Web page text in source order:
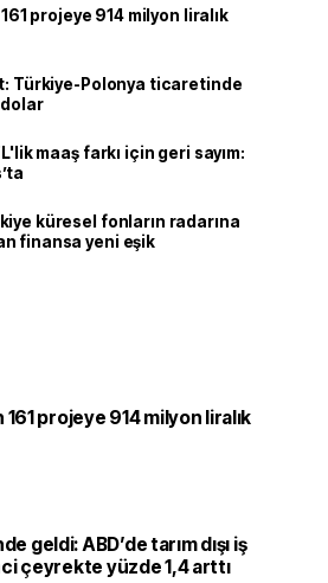
projeye 914 milyon liralık
Türkiye-Polonya ticaretinde
maaş farkı için geri sayım:
küresel fonların radarına
finansa yeni eşik
161 projeye 914 milyon liralık
geldi: ABD’de tarım dışı iş
çeyrekte yüzde 1,4 arttı